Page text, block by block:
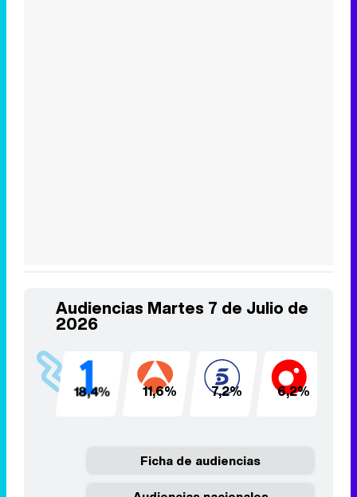
Audiencias Martes 7 de Julio de
2026
18,4% 11,6% 7,2% 6,2%
Ficha de audiencias